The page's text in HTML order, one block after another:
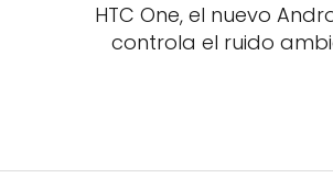
HTC One, el nuevo
controla el ruido